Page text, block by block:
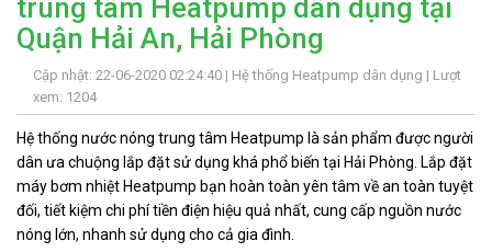
Dự
án
Hoàng
Gia
Group
Giới
thiệu
trung tâm Heatpump dân dụng tại
Quận Hải An, Hải Phòng
Cập nhật: 22-06-2020 02:24:40 | Hệ thống Heatpump dân dụng | Lượt
xem: 1204
Hệ thống nước nóng trung tâm Heatpump là sản phẩm được người
dân ưa chuộng lắp đặt sử dụng khá phổ biến tại Hải Phòng. Lắp đặt
máy bơm nhiệt Heatpump bạn hoàn toàn yên tâm về an toàn tuyệt
đối, tiết kiệm chi phí tiền điện hiệu quả nhất, cung cấp nguồn nước
nóng lớn, nhanh sử dụng cho cả gia đình.